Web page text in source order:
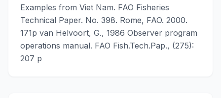
Examples from Viet Nam. FAO Fisheries
Technical Paper. No. 398. Rome, FAO. 2000.
171p van Helvoort, G., 1986 Observer program
operations manual. FAO Fish.Tech.Pap., (275):
207 p